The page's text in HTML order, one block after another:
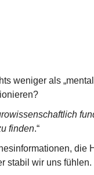
weniger als
finden.“
die
stabil wir uns fühlen.